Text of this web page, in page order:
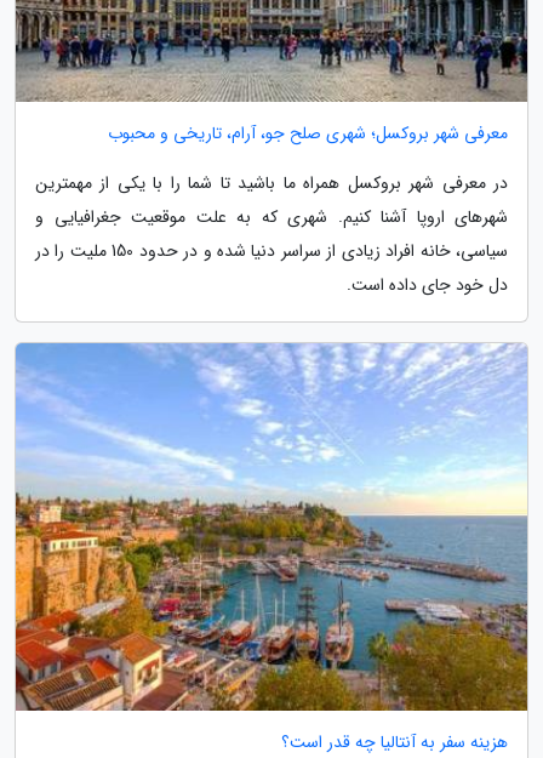
معرفی شهر بروکسل؛ شهری صلح جو، آرام، تاریخی و محبوب
در معرفی شهر بروکسل همراه ما باشید تا شما را با یکی از مهمترین
شهرهای اروپا آشنا کنیم. شهری که به علت موقعیت جغرافیایی و
سیاسی، خانه افراد زیادی از سراسر دنیا شده و در حدود 150 ملیت را در
دل خود جای داده است.
هزینه سفر به آنتالیا چه قدر است؟